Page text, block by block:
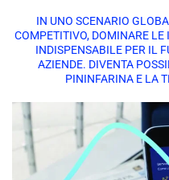
IN UNO SCENARIO
COMPETITIVO, DOMINARE
INDISPENSABILE PER IL
AZIENDE. DIVENTA
PININFARINA E LA